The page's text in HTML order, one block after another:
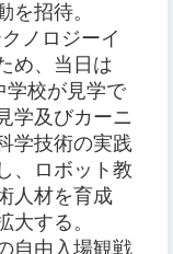
を招待。
ノロジーイ
め、当日は
学校が見学で
学及びカーニ
学技術の実践
、ロボット教
人材を育成
大する。
自由入場観戦